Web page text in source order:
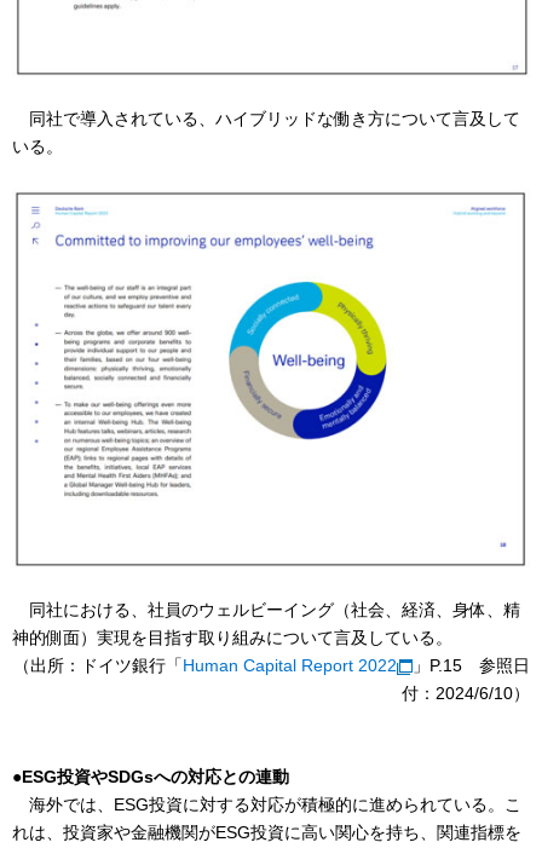
同社で導入されている、ハイブリッドな働き方について言及して
いる。
同社における、社員のウェルビーイング（社会、経済、身体、精
神的側面）実現を目指す取り組みについて言及している。
（出所：ドイツ銀行「Human Capital Report 2022
」P.15 参照日
付：2024/6/10）
●ESG投資やSDGsへの対応との連動
海外では、ESG投資に対する対応が積極的に進められている。こ
れは、投資家や金融機関がESG投資に高い関心を持ち、関連指標を